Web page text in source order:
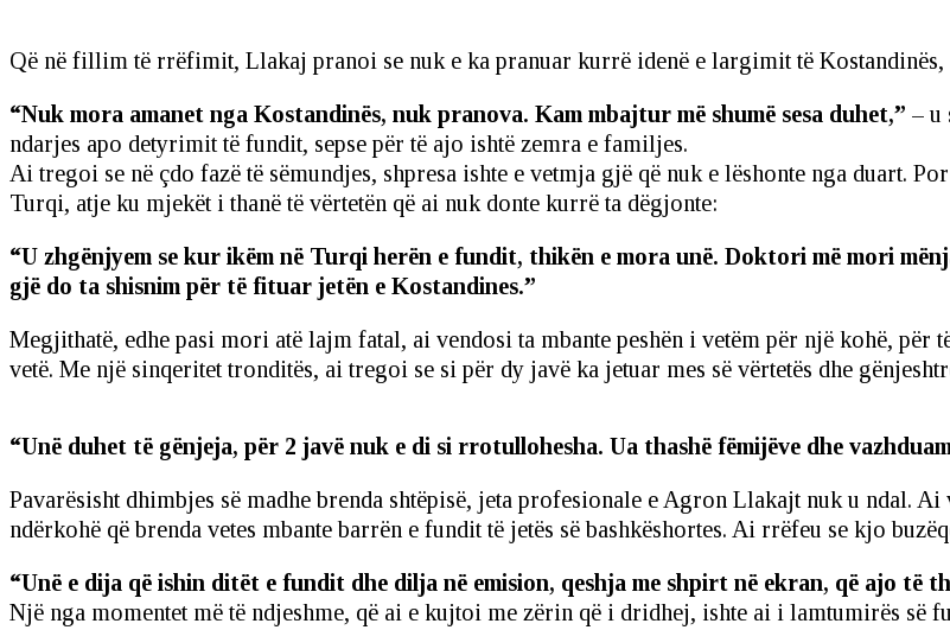
Që në fillim të rrëfimit, Llakaj pranoi se nuk e ka pranuar kurrë idenë e largimit të
“Nuk mora amanet nga Kostandinës, nuk pranova. Kam mbajtur më shumë sesa duhet,” – u
ndarjes apo detyrimit të fundit, sepse për të ajo ishtë zemra e familjes.
Ai tregoi se në çdo fazë të sëmundjes, shpresa ishte e vetmja gjë që nuk e lëshonte nga duart.
Turqi, atje ku mjekët i thanë të vërtetën që ai nuk donte kurrë ta dëgjonte:
“U zhgënjyem se kur ikëm në Turqi herën e fundit, thikën e mora unë. Doktori më mori
gjë do ta shisnim për të fituar jetën e Kostandines.”
Megjithatë, edhe pasi mori atë lajm fatal, ai vendosi ta mbante peshën i vetëm për një kohë,
vetë. Me një sinqeritet tronditës, ai tregoi se si për dy javë ka jetuar mes së vërtetës dhe
“Unë duhet të gënjeja, për 2 javë nuk e di si rrotullohesha. Ua thashë fëmijëve dhe
Pavarësisht dhimbjes së madhe brenda shtëpisë, jeta profesionale e Agron Llakajt nuk u ndal.
ndërkohë që brenda vetes mbante barrën e fundit të jetës së bashkëshortes. Ai rrëfeu se kjo
“Unë e dija që ishin ditët e fundit dhe dilja në emision, qeshja me shpirt në ekran, që ajo të
Një nga momentet më të ndjeshme, që ai e kujtoi me zërin që i dridhej, ishte ai i lamtumirës së